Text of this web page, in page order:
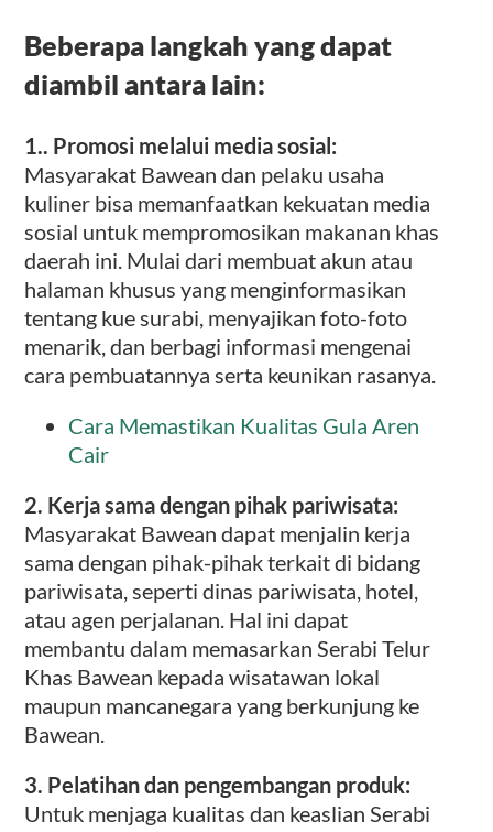
Beberapa langkah yang dapat
diambil antara lain:
1.. Promosi melalui media sosial:
Masyarakat Bawean dan pelaku usaha
kuliner bisa memanfaatkan kekuatan media
sosial untuk mempromosikan makanan khas
daerah ini. Mulai dari membuat akun atau
halaman khusus yang menginformasikan
tentang kue surabi, menyajikan foto-foto
menarik, dan berbagi informasi mengenai
cara pembuatannya serta keunikan rasanya.
Cara Memastikan Kualitas Gula Aren
Cair
2. Kerja sama dengan pihak pariwisata:
Masyarakat Bawean dapat menjalin kerja
sama dengan pihak-pihak terkait di bidang
pariwisata, seperti dinas pariwisata, hotel,
atau agen perjalanan. Hal ini dapat
membantu dalam memasarkan Serabi Telur
Khas Bawean kepada wisatawan lokal
maupun mancanegara yang berkunjung ke
Bawean.
3. Pelatihan dan pengembangan produk:
Untuk menjaga kualitas dan keaslian Serabi